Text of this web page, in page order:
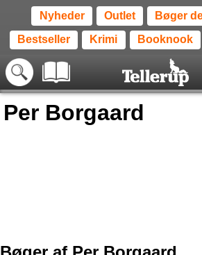
Nyheder Outlet Bøger
Bestseller Krimi Booknook
Per Borgaard